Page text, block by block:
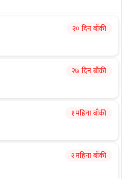
२० दिन बाँकी
२७ दिन बाँकी
१ महिना बाँकी
२ महिना बाँकी